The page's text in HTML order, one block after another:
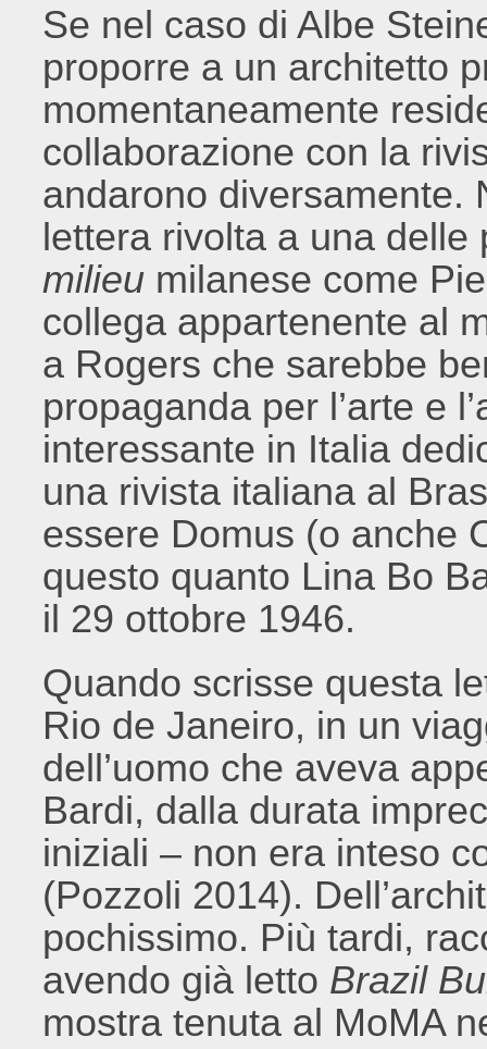
Se nel caso di Albe
proporre a un architetto
momentaneamente
collaborazione con la
andarono diversamente.
lettera rivolta a una
milieu milanese come
collega appartenente al
a Rogers che sarebbe
propaganda per l’arte e
interessante in Italia
una rivista italiana al
essere Domus (o anche
questo quanto Lina Bo
il 29 ottobre 1946.
Quando scrisse questa
Rio de Janeiro, in un
dell’uomo che aveva
Bardi, dalla durata
iniziali – non era inteso
(Pozzoli 2014).
pochissimo. Più tardi,
avendo già letto Brazil
mostra tenuta al MoMA